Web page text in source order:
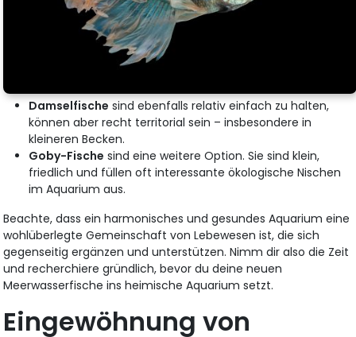
Damselfische sind ebenfalls relativ einfach zu halten,
können aber recht territorial sein – insbesondere in
kleineren Becken.
Goby-Fische sind eine weitere Option. Sie sind klein,
friedlich und füllen oft interessante ökologische Nischen
im Aquarium aus.
Beachte, dass ein harmonisches und gesundes Aquarium eine
wohlüberlegte Gemeinschaft von Lebewesen ist, die sich
gegenseitig ergänzen und unterstützen. Nimm dir also die Zeit
und recherchiere gründlich, bevor du deine neuen
Meerwasserfische ins heimische Aquarium setzt.
Eingewöhnung von